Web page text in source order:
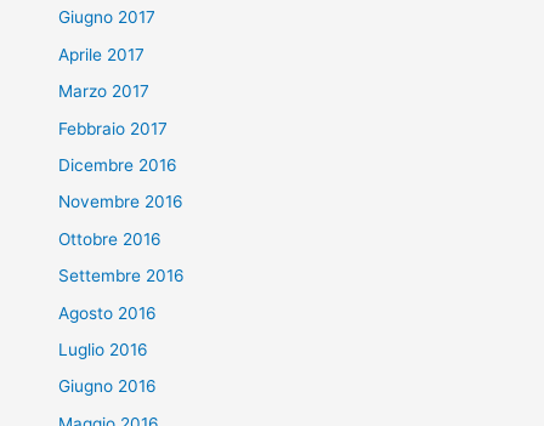
Giugno 2017
Aprile 2017
Marzo 2017
Febbraio 2017
Dicembre 2016
Novembre 2016
Ottobre 2016
Settembre 2016
Agosto 2016
Luglio 2016
Giugno 2016